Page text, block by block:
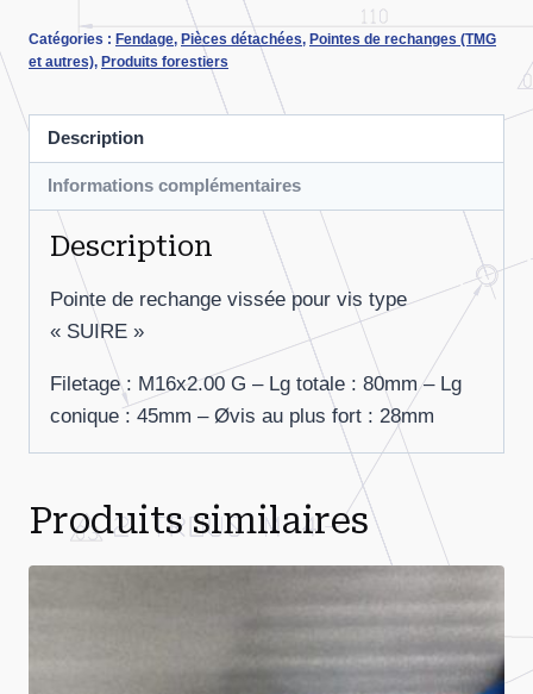
de
type
"SUIRE"
filetée
Catégories : Fendage, Pièces détachées, Pointes de rechanges (TMG
et autres), Produits forestiers
Description
Informations complémentaires
Description
Pointe de rechange vissée pour vis type
« SUIRE »
Filetage : M16x2.00 G – Lg totale : 80mm – Lg
conique : 45mm – Øvis au plus fort : 28mm
Produits similaires